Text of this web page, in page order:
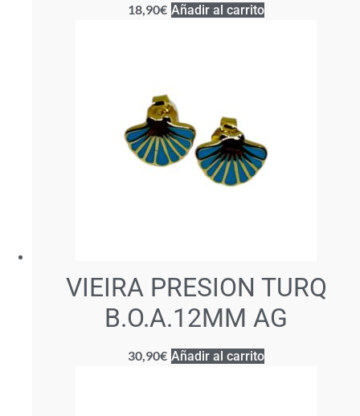
18,90€ Añadir al carrito
VIEIRA PRESION TURQ
B.O.A.12MM AG
30,90€ Añadir al carrito